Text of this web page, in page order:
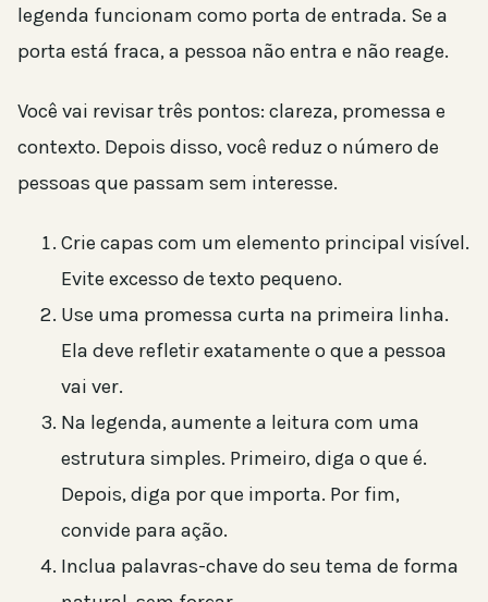
legenda funcionam como porta de entrada. Se a
porta está fraca, a pessoa não entra e não reage.
Você vai revisar três pontos: clareza, promessa e
contexto. Depois disso, você reduz o número de
pessoas que passam sem interesse.
Crie capas com um elemento principal visível.
Evite excesso de texto pequeno.
Use uma promessa curta na primeira linha.
Ela deve refletir exatamente o que a pessoa
vai ver.
Na legenda, aumente a leitura com uma
estrutura simples. Primeiro, diga o que é.
Depois, diga por que importa. Por fim,
convide para ação.
Inclua palavras-chave do seu tema de forma